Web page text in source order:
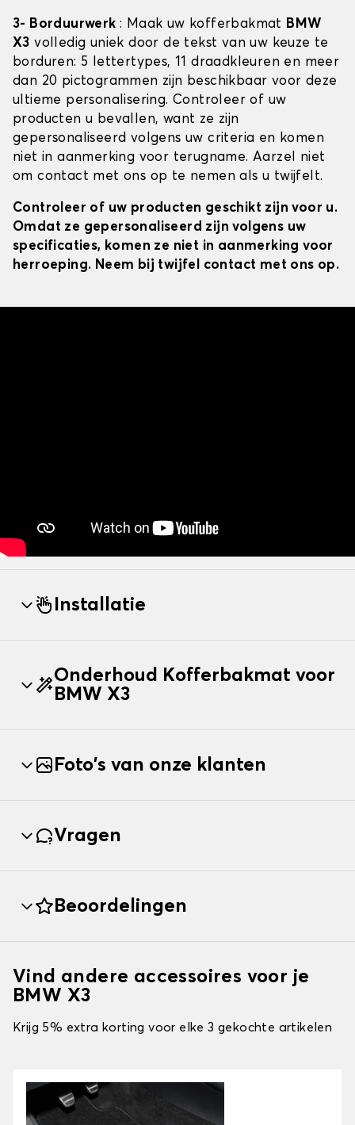
3- Borduurwerk : Maak uw kofferbakmat BMW
X3 volledig uniek door de tekst van uw keuze te
borduren: 5 lettertypes, 11 draadkleuren en meer
dan 20 pictogrammen zijn beschikbaar voor deze
ultieme personalisering. Controleer of uw
producten u bevallen, want ze zijn
gepersonaliseerd volgens uw criteria en komen
niet in aanmerking voor terugname. Aarzel niet
om contact met ons op te nemen als u twijfelt.
Controleer of uw producten geschikt zijn voor u.
Omdat ze gepersonaliseerd zijn volgens uw
specificaties, komen ze niet in aanmerking voor
herroeping. Neem bij twijfel contact met ons op.
Installatie
Onderhoud Kofferbakmat voor
BMW X3
Foto's van onze klanten
Vragen
Beoordelingen
Vind andere accessoires voor je
BMW X3
Krijg 5% extra korting voor elke 3 gekochte artikelen